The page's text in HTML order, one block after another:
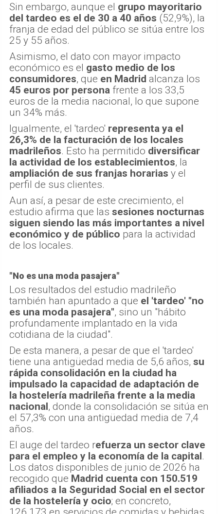
Sin embargo, aunque el grupo mayoritario
del tardeo es el de 30 a 40 años (52,9%), la
franja de edad del público se sitúa entre los
25 y 55 años.
Asimismo, el dato con mayor impacto
económico es el gasto medio de los
consumidores, que en Madrid alcanza los
45 euros por persona frente a los 33,5
euros de la media nacional, lo que supone
un 34% más.
Igualmente, el 'tardeo' representa ya el
26,3% de la facturación de los locales
madrileños. Esto ha permitido diversificar
la actividad de los establecimientos, la
ampliación de sus franjas horarias y el
perfil de sus clientes.
Aun así, a pesar de este crecimiento, el
estudio afirma que las sesiones nocturnas
siguen siendo las más importantes a nivel
económico y de público para la actividad
de los locales.
"No es una moda pasajera"
Los resultados del estudio madrileño
también han apuntado a que el 'tardeo' "no
es una moda pasajera", sino un "hábito
profundamente implantado en la vida
cotidiana de la ciudad".
De esta manera, a pesar de que el 'tardeo'
tiene una antigüedad media de 5,6 años, su
rápida consolidación en la ciudad ha
impulsado la capacidad de adaptación de
la hostelería madrileña frente a la media
nacional, donde la consolidación se sitúa en
el 57,3% con una antigüedad media de 7,4
años.
El auge del tardeo refuerza un sector clave
para el empleo y la economía de la capital.
Los datos disponibles de junio de 2026 ha
recogido que Madrid cuenta con 150.519
afiliados a la Seguridad Social en el sector
de la hostelería y ocio; en concreto,